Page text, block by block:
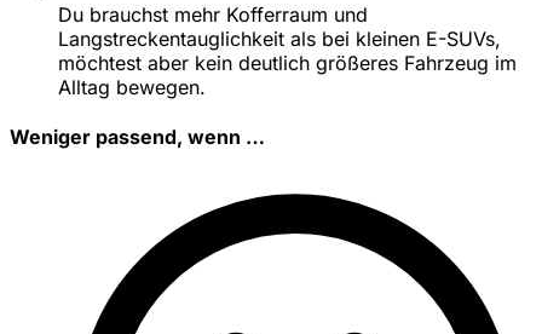
Du brauchst mehr Kofferraum und
Langstreckentauglichkeit als bei kleinen E-SUVs,
möchtest aber kein deutlich größeres Fahrzeug im
Alltag bewegen.
Weniger passend, wenn …